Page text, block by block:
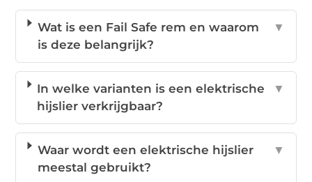
Wat is een Fail Safe rem en waarom
is deze belangrijk?
▼
In welke varianten is een elektrische
hijslier verkrijgbaar?
▼
Waar wordt een elektrische hijslier
meestal gebruikt?
▼